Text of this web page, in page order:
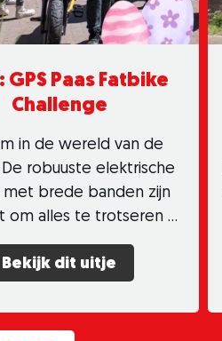
GPS Paas Fatbike
Challenge
in de wereld van de
robuuste elektrische
brede banden zijn
om alles te trotseren …
Bekijk dit uitje